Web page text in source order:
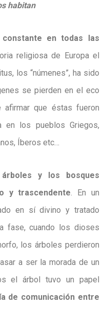
habitan
en todas las
religiosa de Europa el
los “númenes”, ha sido
se pierden en el eco
que éstas fueron
en los pueblos Griegos,
Íberos etc…
y los bosques
y trascendente. En un
en sí divino y tratado
fase, cuando los dioses
los árboles perdieron
a ser la morada de un
el árbol tuvo un papel
de comunicación entre